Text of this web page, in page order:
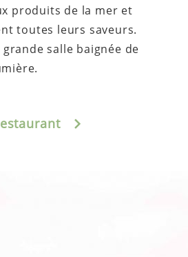
produits de la mer et
toutes leurs saveurs.
salle baignée de